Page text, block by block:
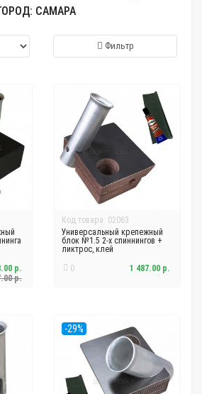
САМАРА
Фильтр
р.
р.
Код товара: 02063
Универсальный крепежный
блок №1.5 2-х спиннингов +
ликтрос, клей
0
1 487.00 р.
-29%